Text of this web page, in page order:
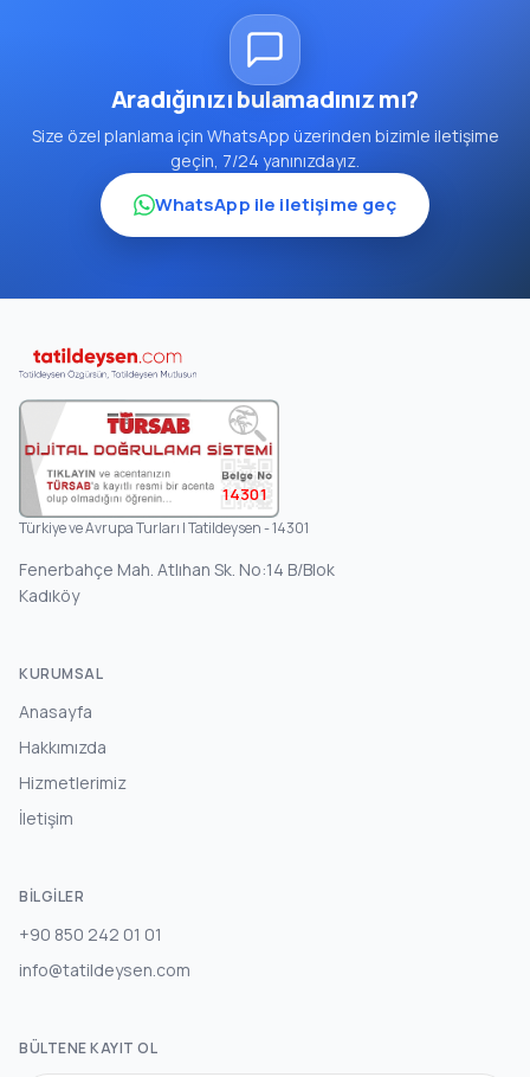
Aradığınızı bulamadınız mı?
Size özel planlama için WhatsApp üzerinden bizimle iletişime
geçin, 7/24 yanınızdayız.
WhatsApp ile iletişime geç
14301
Türkiye ve Avrupa Turları | Tatildeysen - 14301
Fenerbahçe Mah. Atlıhan Sk. No:14 B/Blok
Kadıköy
KURUMSAL
Anasayfa
Hakkımızda
Hizmetlerimiz
İletişim
BILGILER
+90 850 242 01 01
info@tatildeysen.com
BÜLTENE KAYIT OL